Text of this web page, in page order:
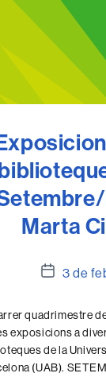
Marta
Data
l'entrada
3 de
quadrimestre
exposicions a
de la
(UAB).